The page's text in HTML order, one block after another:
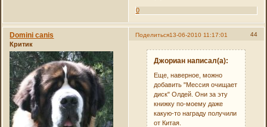
0
Поделиться 44
13-06-2010 11:17:01
Domini canis
Критик
Джориан написал(а):
Еще, наверное, можно
добавить "Мессия очищает
диск" Олдей. Они за эту
книжку по-моему даже
какую-то награду получили
от Китая.